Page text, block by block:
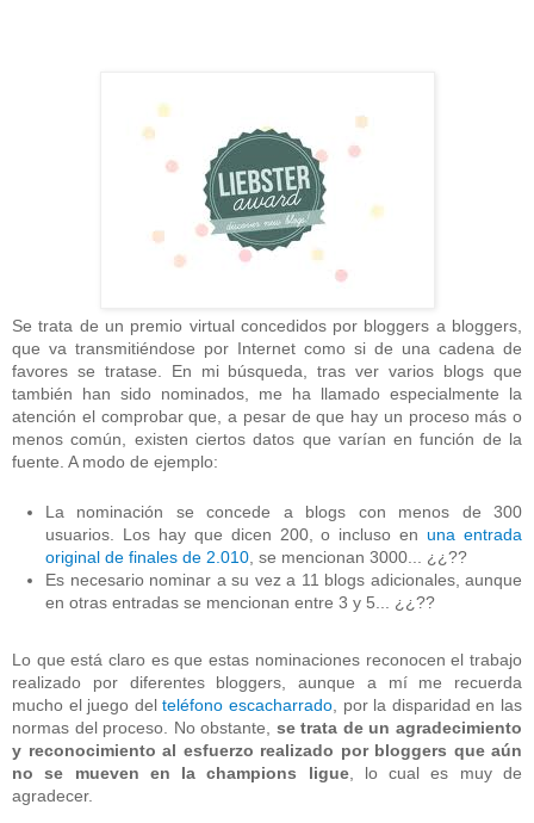
Se trata de un premio virtual concedidos por bloggers a bloggers,
que va transmitiéndose por Internet como si de una cadena de
favores se tratase. En mi búsqueda, tras ver varios blogs que
también han sido nominados, me ha llamado especialmente la
atención el comprobar que, a pesar de que hay un proceso más o
menos común, existen ciertos datos que varían en función de la
fuente. A modo de ejemplo:
La nominación se concede a blogs con menos de 300
usuarios. Los hay que dicen 200, o incluso enuna entrada
original de finales de 2.010, se mencionan 3000... ¿¿??
Es necesario nominar a su vez a 11 blogs adicionales, aunque
en otras entradas se mencionan entre 3 y 5... ¿¿??
Lo que está claro es que estas nominaciones reconocen el trabajo
realizado por diferentes bloggers, aunque a mí me recuerda
mucho el juego delteléfono escacharrado, por la disparidad en las
normas del proceso. No obstante, se trata de un agradecimiento
y reconocimiento al esfuerzo realizado por bloggers que aún
no se mueven en la champions ligue, lo cual es muy de
agradecer.